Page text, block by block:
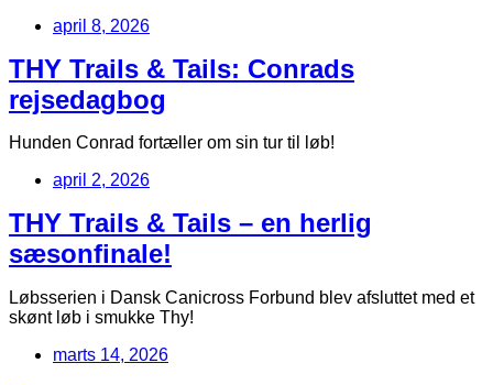
april 8, 2026
THY Trails & Tails: Conrads
rejsedagbog
Hunden Conrad fortæller om sin tur til løb!
april 2, 2026
THY Trails & Tails – en herlig
sæsonfinale!
Løbsserien i Dansk Canicross Forbund blev afsluttet med et
skønt løb i smukke Thy!
marts 14, 2026